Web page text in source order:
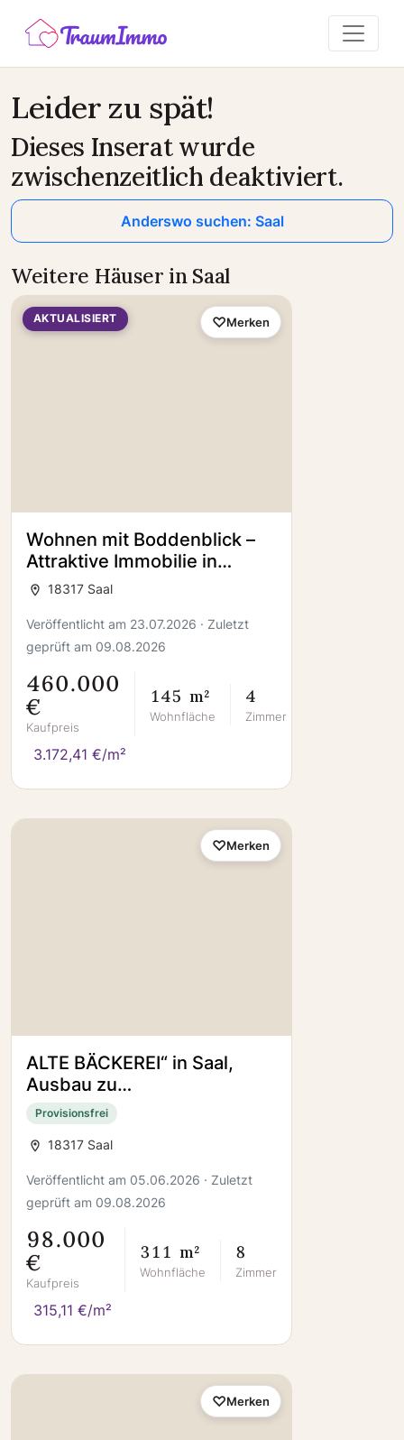
Leider zu spät!
Dieses Inserat wurde
zwischenzeitlich deaktiviert.
Anderswo suchen: Saal
Weitere Häuser in Saal
AKTUALISIERT
Wohnen mit Boddenblick –
Attraktive Immobilie in
idyllischer Wasserlage
18317 Saal
Veröffentlicht am 23.07.2026 · Zuletzt
geprüft am 09.08.2026
460.000
€
Kaufpreis
145 m²
Wohnfläche
4
Zimmer
3.172,41 €/m²
Merken
ALTE BÄCKEREI“ in Saal,
Ausbau zu
Wohnen/Gewerbe möglich
oder Abriss und Neubau
EFH/DH/MFH/WGH
Provisionsfrei
18317 Saal
Veröffentlicht am 05.06.2026 · Zuletzt
geprüft am 09.08.2026
98.000
€
Kaufpreis
311 m²
Wohnfläche
8
Zimmer
315,11 €/m²
Merken
Merken